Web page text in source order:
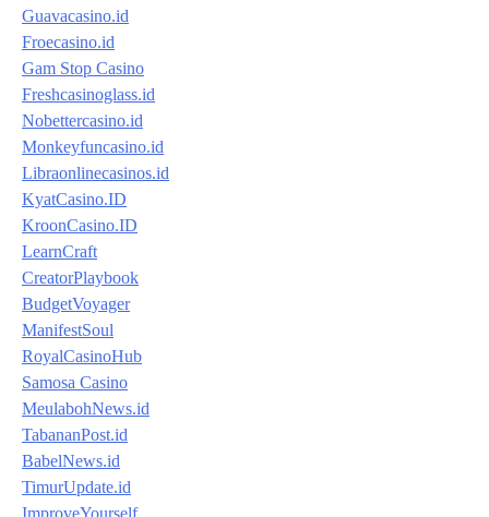
Guavacasino.id
Froecasino.id
Gam Stop Casino
Freshcasinoglass.id
Nobettercasino.id
Monkeyfuncasino.id
Libraonlinecasinos.id
KyatCasino.ID
KroonCasino.ID
LearnCraft
CreatorPlaybook
BudgetVoyager
ManifestSoul
RoyalCasinoHub
Samosa Casino
MeulabohNews.id
TabananPost.id
BabelNews.id
TimurUpdate.id
ImproveYourself